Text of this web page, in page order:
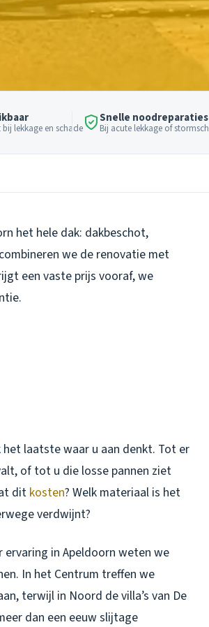
lekkage en schade
Snelle noodreparaties
Bij acute lekkage of
het hele dak: dakbeschot,
we de renovatie met
een vaste prijs vooraf, we
laatste waar u aan denkt. Tot er
of tot u die losse pannen ziet
dit kosten? Welk materiaal is het
verdwijnt?
ervaring in Apeldoorn weten we
In het Centrum treffen we
terwijl in Noord de villa’s van De
dan een eeuw slijtage